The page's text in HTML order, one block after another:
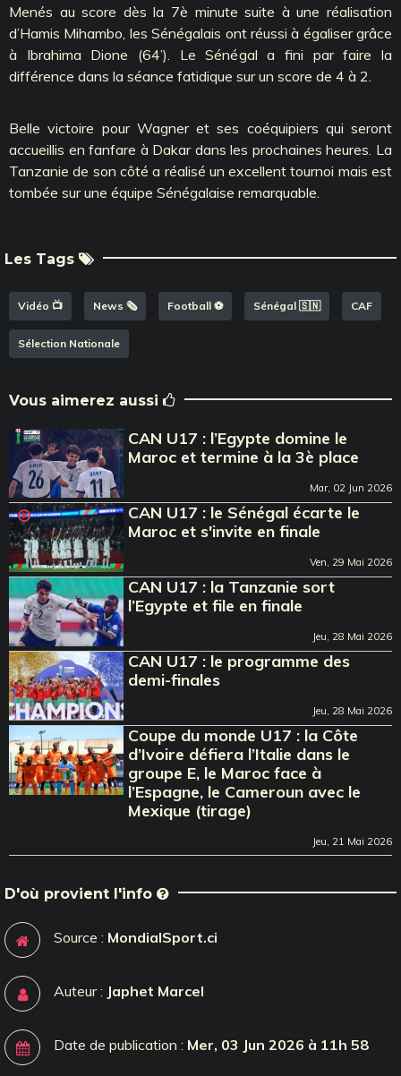
Menés au score dès la 7è minute suite à une réalisation
d’Hamis Mihambo, les Sénégalais ont réussi à égaliser grâce
à Ibrahima Dione (64’). Le Sénégal a fini par faire la
différence dans la séance fatidique sur un score de 4 à 2.
Belle victoire pour Wagner et ses coéquipiers qui seront
accueillis en fanfare à Dakar dans les prochaines heures. La
Tanzanie de son côté a réalisé un excellent tournoi mais est
tombée sur une équipe Sénégalaise remarquable.
Les Tags
Vidéo 📺 News 🗞️ Football ⚽️ Sénégal 🇸🇳 CAF
Sélection Nationale
Vous aimerez aussi
CAN U17 : l’Egypte domine le
Maroc et termine à la 3è place
Mar, 02 Jun 2026
CAN U17 : le Sénégal écarte le
Maroc et s'invite en finale
Ven, 29 Mai 2026
CAN U17 : la Tanzanie sort
l’Egypte et file en finale
Jeu, 28 Mai 2026
CAN U17 : le programme des
demi-finales
Jeu, 28 Mai 2026
Coupe du monde U17 : la Côte
d’Ivoire défiera l’Italie dans le
groupe E, le Maroc face à
l’Espagne, le Cameroun avec le
Mexique (tirage)
Jeu, 21 Mai 2026
D'où provient l'info
Source : MondialSport.ci
Auteur : Japhet Marcel
Date de publication : Mer, 03 Jun 2026 à 11h 58